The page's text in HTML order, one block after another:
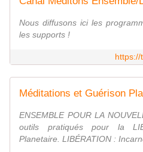
Nous diffusons ici les
les supports !
Méditations et Guérison
ENSEMBLE POUR LA
outils pratiqués pour la
Planetaire. LIBÉRATION :